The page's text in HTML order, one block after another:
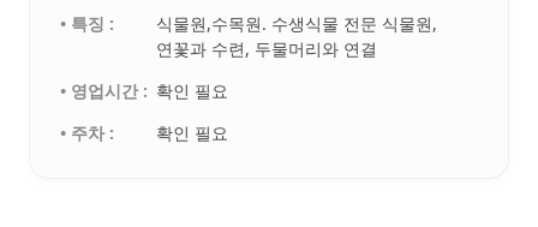
• 특징 :
식물원,수목원. 수생식물 전문 식물원,
연꽃과 수련, 두물머리와 연결
• 영업시간 : 확인 필요
• 주차 :
확인 필요